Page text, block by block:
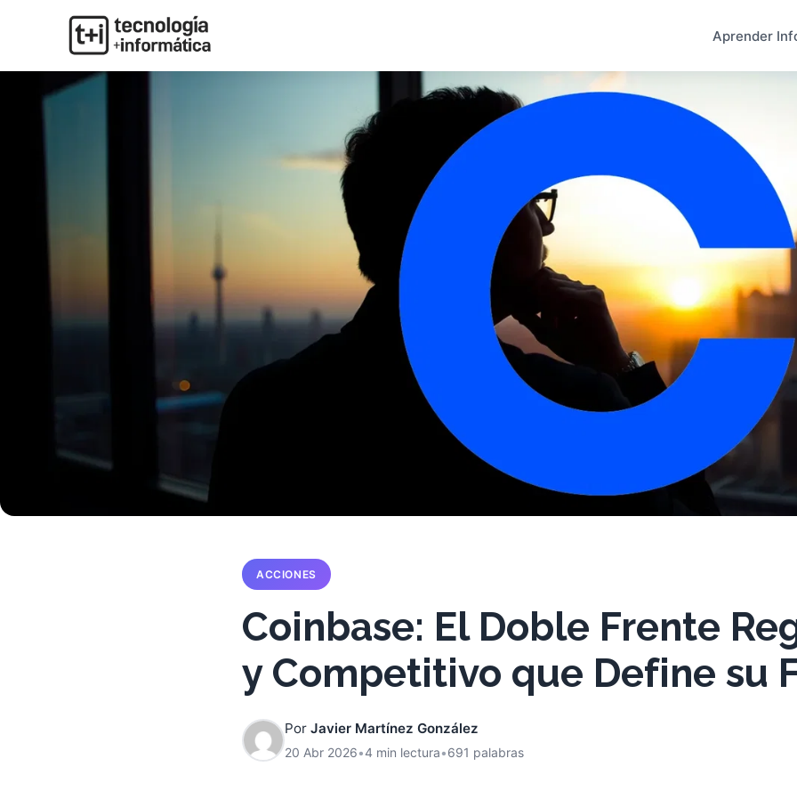
Aprender
ACCIONES
Coinbase: El Doble Frente
y Competitivo que Define su
Por Javier Martínez González
20 Abr 2026•4 min lectura•691 palabras